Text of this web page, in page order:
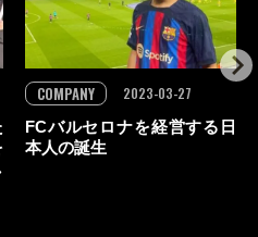
FCバルセロナを経営する日
本人の誕生
COMPANY 2023-03-27